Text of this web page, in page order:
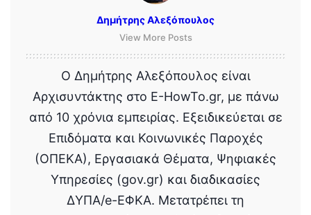
Δημήτρης Αλεξόπουλος
View More Posts
Ο Δημήτρης Αλεξόπουλος είναι
Αρχισυντάκτης στο E-HowTo.gr, με πάνω
από 10 χρόνια εμπειρίας. Εξειδικεύεται σε
Επιδόματα και Κοινωνικές Παροχές
(ΟΠΕΚΑ), Εργασιακά Θέματα, Ψηφιακές
Υπηρεσίες (gov.gr) και διαδικασίες
ΔΥΠΑ/e-ΕΦΚΑ. Μετατρέπει τη